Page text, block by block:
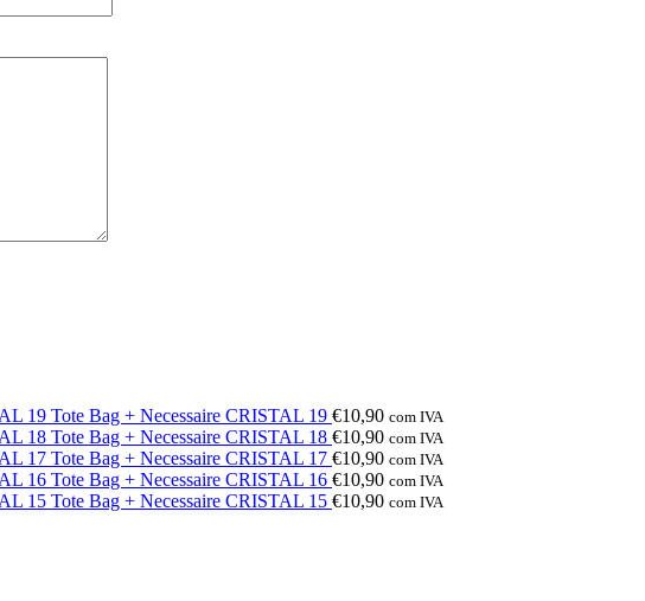
Tote Bag + Necessaire CRISTAL 19 €10,90 com IVA
Tote Bag + Necessaire CRISTAL 18 €10,90 com IVA
Tote Bag + Necessaire CRISTAL 17 €10,90 com IVA
Tote Bag + Necessaire CRISTAL 16 €10,90 com IVA
Tote Bag + Necessaire CRISTAL 15 €10,90 com IVA